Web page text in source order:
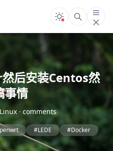
后安装Centos然
事情
Linux · comments
#LEDE #Docker